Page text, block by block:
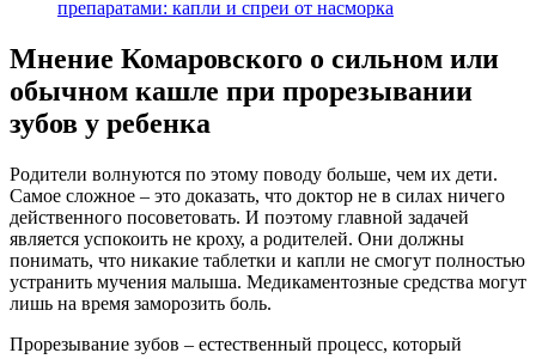
препаратами: капли и спреи от насморка
Мнение Комаровского о сильном или
обычном кашле при прорезывании
зубов у ребенка
Родители волнуются по этому поводу больше, чем их дети.
Самое сложное – это доказать, что доктор не в силах ничего
действенного посоветовать. И поэтому главной задачей
является успокоить не кроху, а родителей. Они должны
понимать, что никакие таблетки и капли не смогут полностью
устранить мучения малыша. Медикаментозные средства могут
лишь на время заморозить боль.
Прорезывание зубов – естественный процесс, который